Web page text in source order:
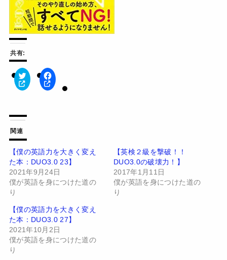
共有:
ク
リ
て
T
w
i
t
t
e
r
で
共
有
(
い
ウ
ィ
ン
ド
ウ
F
a
有
す
る
に
は
ク
リ
し
て
く
だ
さ
い
関連
【僕の英語力を大きく変え
た本：DUO3.0 23】
2021年9月24日
僕が英語を身につけた道の
り
【英検２級を撃破！！
DUO3.0の破壊力！】
2017年1月11日
僕が英語を身につけた道の
り
【僕の英語力を大きく変え
た本：DUO3.0 27】
2021年10月2日
僕が英語を身につけた道の
り